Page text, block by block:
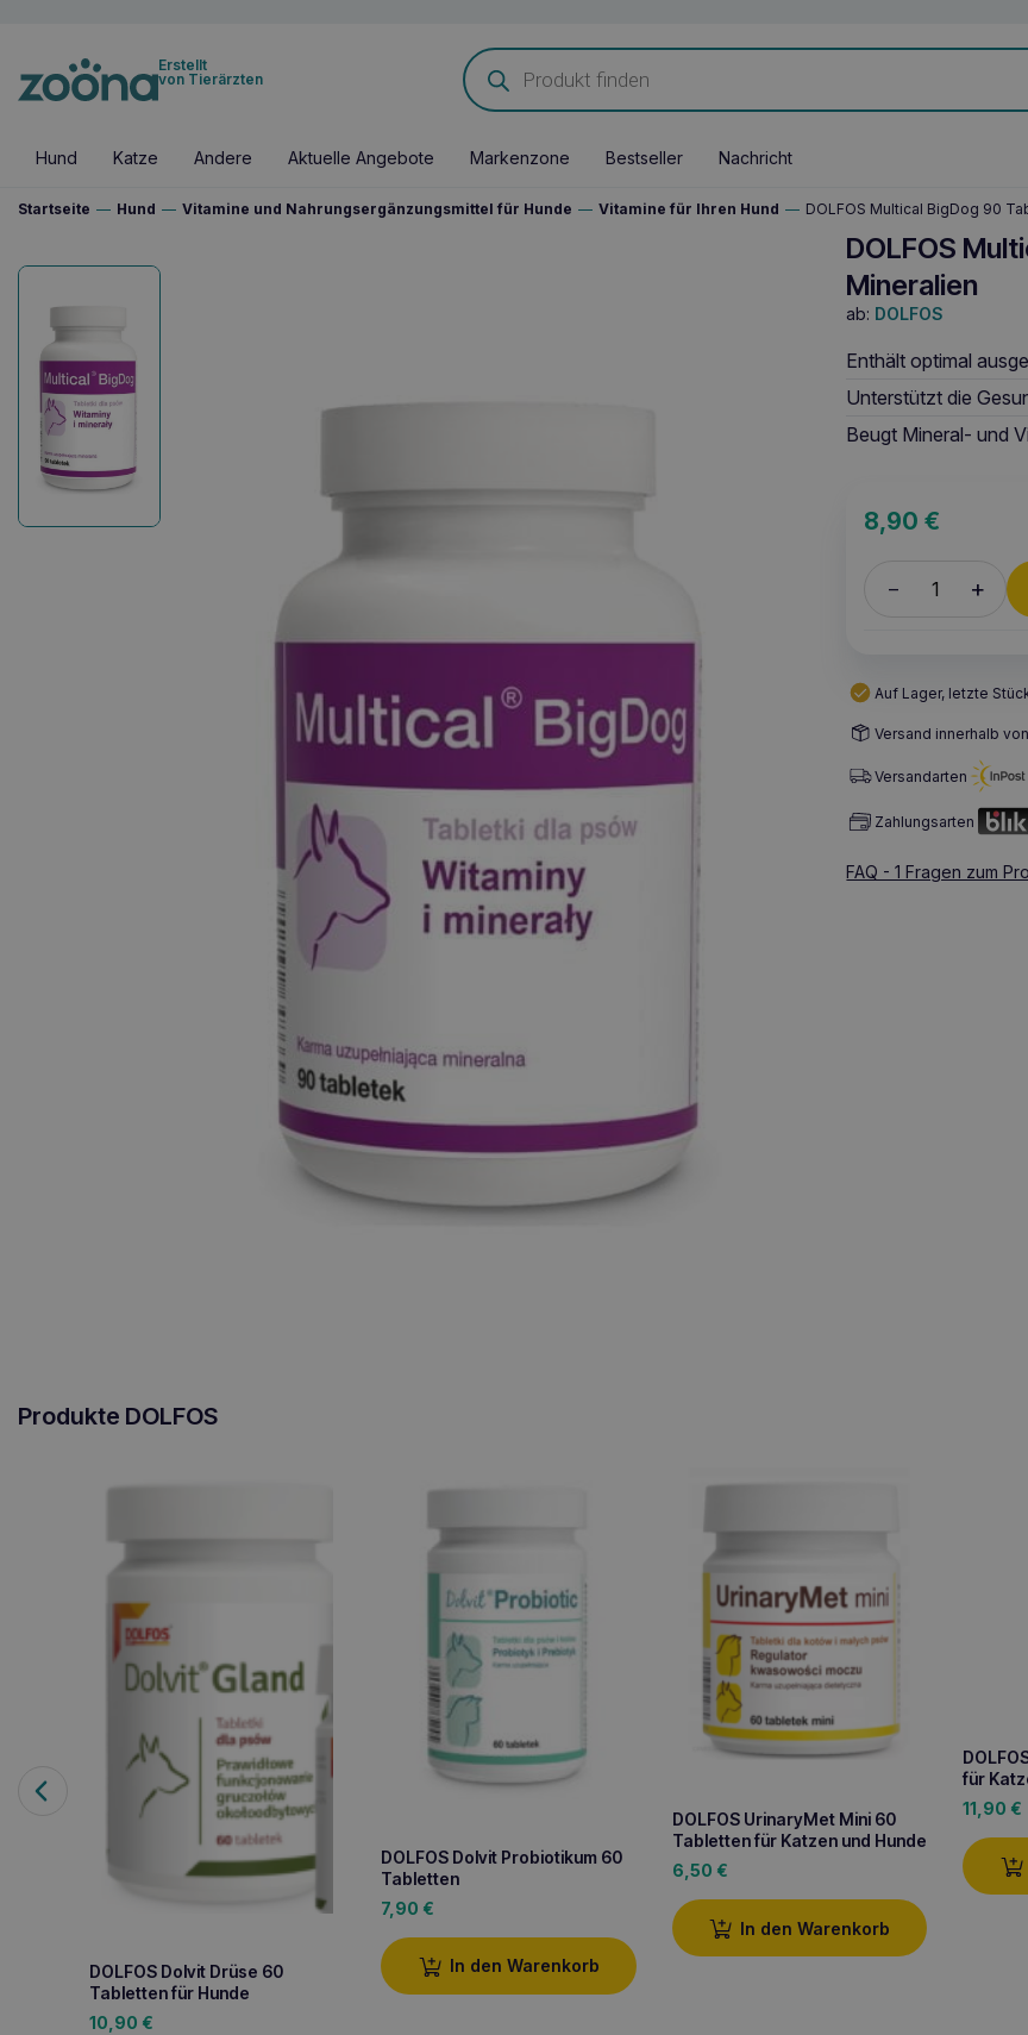
Erstellt
von Tierärzten
Products
search
Hund Katze Andere Aktuelle Angebote Markenzone Bestseller Nachricht
Startseite — Hund — Vitamine und Nahrungsergänzungsmittel für Hunde — Vitamine für Ihren Hund — DOLFOS Multical BigDog 90
DOLFOS
Mineralien
ab: DOLFOS
Enthält optimal
Unterstützt die
Beugt Mineral- und
8,90€
– +
Auf Lager, letzte
Versand innerhalb
Versandarten
Zahlungsarten
FAQ - 1 Fragen zum
Produkte DOLFOS
DOLFOS Dolvit Drüse 60
Tabletten für Hunde
10,90 €
DOLFOS Dolvit Probiotikum 60
Tabletten
7,90 €
In den Warenkorb
DOLFOS UrinaryMet Mini 60
Tabletten für Katzen und Hunde
6,50 €
In den Warenkorb
für
11,90 €